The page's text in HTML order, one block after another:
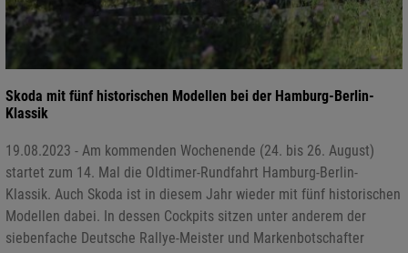
Skoda mit fünf historischen Modellen bei der Hamburg-Berlin-
Klassik
19.08.2023 - Am kommenden Wochenende (24. bis 26. August)
startet zum 14. Mal die Oldtimer-Rundfahrt Hamburg-Berlin-
Klassik. Auch Skoda ist in diesem Jahr wieder mit fünf historischen
Modellen dabei. In dessen Cockpits sitzen unter anderem der
siebenfache Deutsche Rallye-Meister und Markenbotschafter